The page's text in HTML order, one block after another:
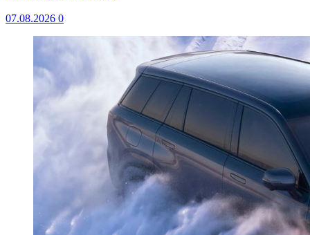
07.08.2026 0